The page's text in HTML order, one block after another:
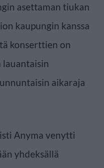
asettaman tiukan
kaupungin kanssa
konserttien on
lauantaisin
aikaraja
Anyma venytti
yhdeksällä